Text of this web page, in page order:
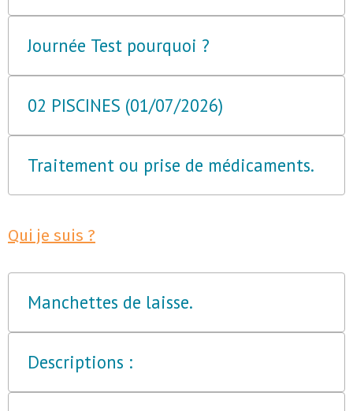
Journée Test pourquoi ?
02 PISCINES (01/07/2026)
Traitement ou prise de médicaments.
Qui je suis ?
Manchettes de laisse.
Descriptions :